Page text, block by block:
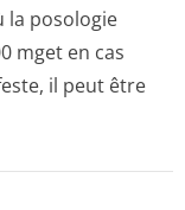
la posologie
mget en cas
il peut être